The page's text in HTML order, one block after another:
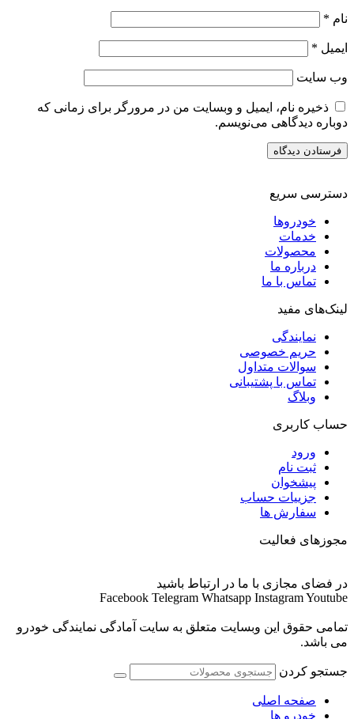
نام *
ایمیل *
وب‌ سایت
ذخیره نام، ایمیل و وبسایت من در مرورگر برای زمانی که
دوباره دیدگاهی می‌نویسم.
دسترسی سریع
خودروها
خدمات
محصولات
درباره ما
تماس با ما
لینک‌های مفید
نمایندگی
حریم خصوصی
سوالات متداول
تماس با پشتیبانی
وبلاگ
حساب کاربری
ورود
ثبت نام
پیشخوان
جزییات حساب
سفارش ها
مجوزهای فعالیت
در فضای مجازی با ما در ارتباط باشید
Facebook Telegram Whatsapp InstagramYoutube
تمامی حقوق این وبسایت متعلق به سایت آمادگی نمایندگی خودرو
می باشد.
جستجو کردن
صفحه اصلی
خودرو ها